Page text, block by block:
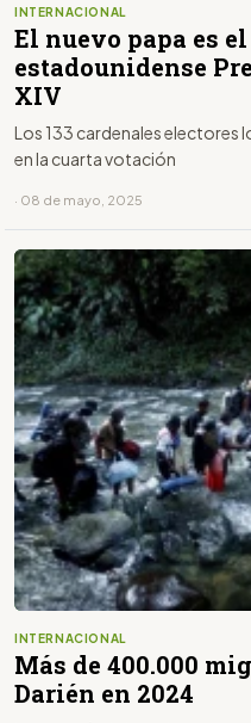
INTERNACIONAL
El nuevo papa es
estadounidense
XIV
Los 133 cardenales electores
en la cuarta votación
· 08 de mayo, 2025
INTERNACIONAL
Más de 400.000
Darién en 2024